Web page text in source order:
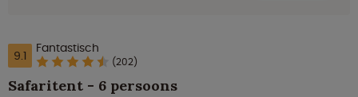
9.1 Fantastisch
(202)
Safaritent - 6 persoons